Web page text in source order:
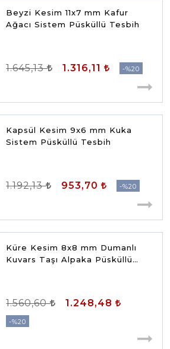
Beyzi Kesim 11x7 mm Kafur
Ağacı Sistem Püsküllü Tesbih
1.645,13 1.316,11 %20
Kapsül Kesim 9x6 mm Kuka
Sistem Püsküllü Tesbih
1.192,13 953,70 %20
Küre Kesim 8x8 mm Dumanlı
Kuvars Taşı Alpaka Püsküllü
1.560,60 1.248,48
%20